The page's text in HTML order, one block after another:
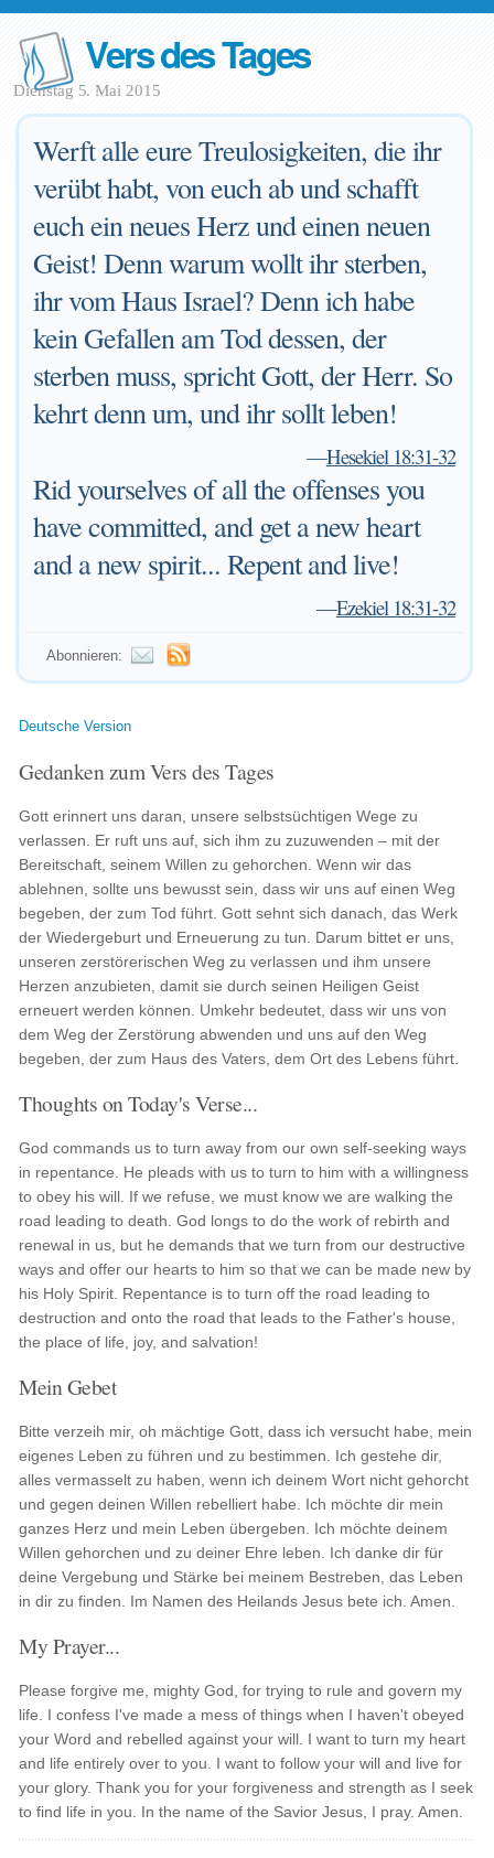
Vers des Tages
Dienstag 5. Mai 2015
Werft alle eure Treulosigkeiten, die ihr
verübt habt, von euch ab und schafft
euch ein neues Herz und einen neuen
Geist! Denn warum wollt ihr sterben,
ihr vom Haus Israel? Denn ich habe
kein Gefallen am Tod dessen, der
sterben muss, spricht Gott, der Herr. So
kehrt denn um, und ihr sollt leben!
—Hesekiel 18:31-32
Rid yourselves of all the offenses you
have committed, and get a new heart
and a new spirit... Repent and live!
—Ezekiel 18:31-32
Abonnieren:
Deutsche Version
Gedanken zum Vers des Tages
Gott erinnert uns daran, unsere selbstsüchtigen Wege zu
verlassen. Er ruft uns auf, sich ihm zu zuzuwenden – mit der
Bereitschaft, seinem Willen zu gehorchen. Wenn wir das
ablehnen, sollte uns bewusst sein, dass wir uns auf einen Weg
begeben, der zum Tod führt. Gott sehnt sich danach, das Werk
der Wiedergeburt und Erneuerung zu tun. Darum bittet er uns,
unseren zerstörerischen Weg zu verlassen und ihm unsere
Herzen anzubieten, damit sie durch seinen Heiligen Geist
erneuert werden können. Umkehr bedeutet, dass wir uns von
dem Weg der Zerstörung abwenden und uns auf den Weg
begeben, der zum Haus des Vaters, dem Ort des Lebens führt.
Thoughts on Today's Verse...
God commands us to turn away from our own self-seeking ways
in repentance. He pleads with us to turn to him with a willingness
to obey his will. If we refuse, we must know we are walking the
road leading to death. God longs to do the work of rebirth and
renewal in us, but he demands that we turn from our destructive
ways and offer our hearts to him so that we can be made new by
his Holy Spirit. Repentance is to turn off the road leading to
destruction and onto the road that leads to the Father's house,
the place of life, joy, and salvation!
Mein Gebet
Bitte verzeih mir, oh mächtige Gott, dass ich versucht habe, mein
eigenes Leben zu führen und zu bestimmen. Ich gestehe dir,
alles vermasselt zu haben, wenn ich deinem Wort nicht gehorcht
und gegen deinen Willen rebelliert habe. Ich möchte dir mein
ganzes Herz und mein Leben übergeben. Ich möchte deinem
Willen gehorchen und zu deiner Ehre leben. Ich danke dir für
deine Vergebung und Stärke bei meinem Bestreben, das Leben
in dir zu finden. Im Namen des Heilands Jesus bete ich. Amen.
My Prayer...
Please forgive me, mighty God, for trying to rule and govern my
life. I confess I've made a mess of things when I haven't obeyed
your Word and rebelled against your will. I want to turn my heart
and life entirely over to you. I want to follow your will and live for
your glory. Thank you for your forgiveness and strength as I seek
to find life in you. In the name of the Savior Jesus, I pray. Amen.